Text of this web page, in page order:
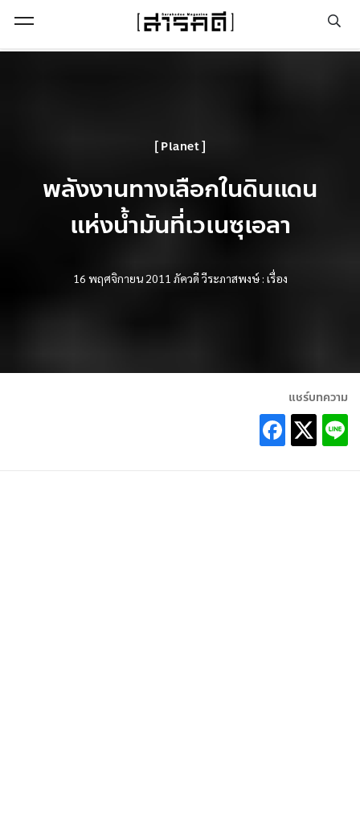
Planet
พลังงานทางเลือกในดินแดน
แห่งน้ำมันที่เวเนซุเอลา
16 พฤศจิกายน 2011 ภัควดี วีระภาสพงษ์ : เรื่อง
แชร์บทความ